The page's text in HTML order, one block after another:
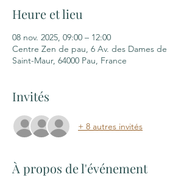
Heure et lieu
08 nov. 2025, 09:00 – 12:00
Centre Zen de pau, 6 Av. des Dames de
Saint-Maur, 64000 Pau, France
Invités
+ 8 autres invités
À propos de l'événement